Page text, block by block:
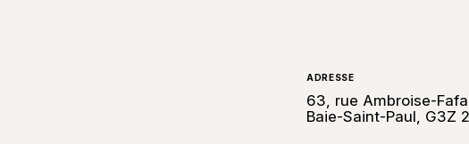
ADRESSE
63, rue Ambroise-
Baie-Saint-Paul, G3Z